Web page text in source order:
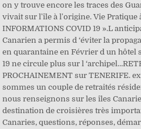
on y trouve encore les traces des
vivait sur l'île à l'origine. Vie Pratique
INFORMATIONS COVID 19 ».L
Canarien a permis d ‘éviter la
en quarantaine en Février d un hôtel
19 ne circule plus sur l
PROCHAINEMENT sur TENERIFE.
sommes un couple de retraités
nous renseignons sur les îles
destination de croisières très
Canaries, questions, réponses,